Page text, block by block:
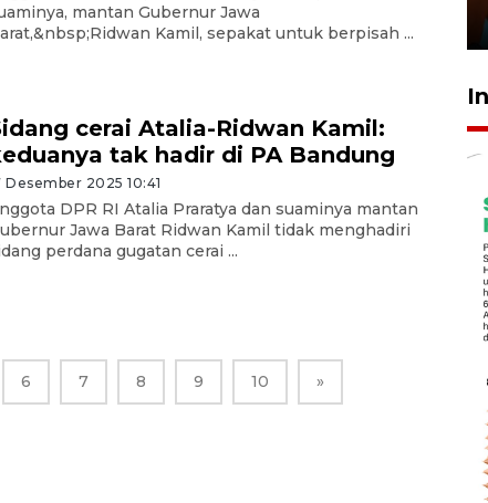
mantan Gubernur Jawa
Kamil, sepakat untuk berpisah ...
cerai Atalia-Ridwan Kamil:
tak hadir di PA Bandung
Desember 2025 10:41
DPR RI Atalia Praratya dan suaminya mantan
Jawa Barat Ridwan Kamil tidak menghadiri
perdana gugatan cerai ...
6 7 8 9 10 »
29 Juli 2026 01:36